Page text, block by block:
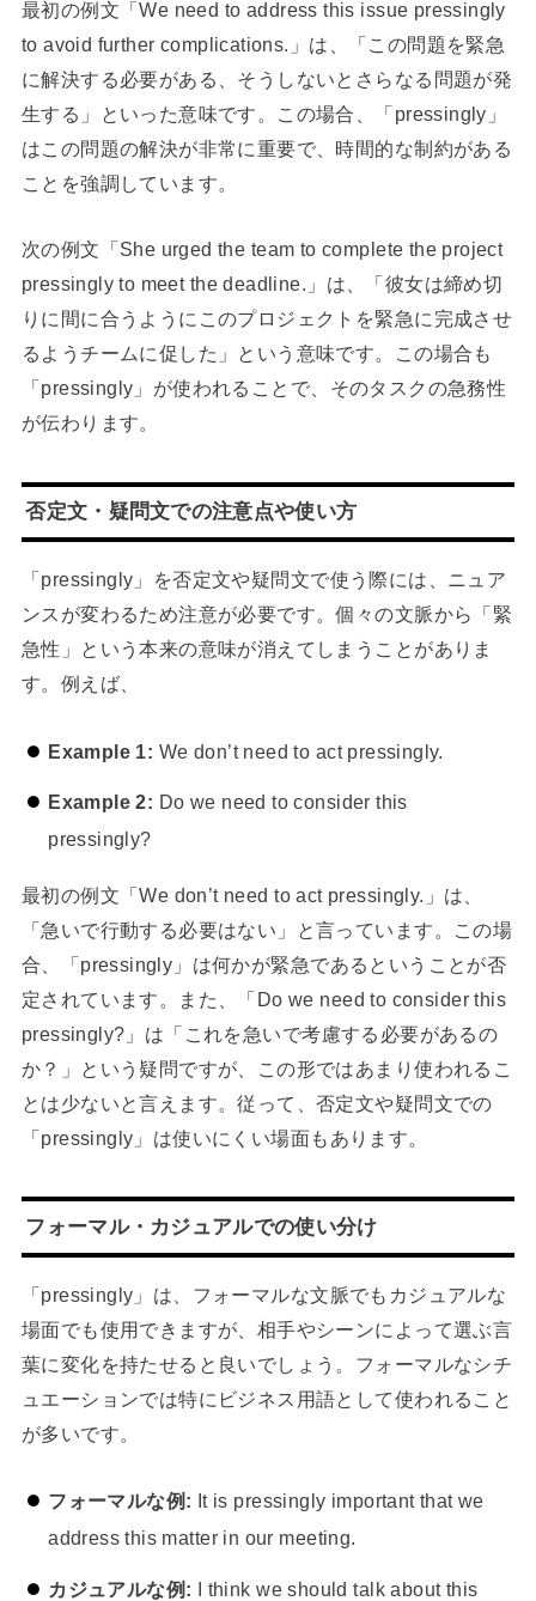
最初の例文「We need to address this issue pressingly
to avoid further complications.」は、「この問題を緊急
に解決する必要がある、そうしないとさらなる問題が発
生する」といった意味です。この場合、「pressingly」
はこの問題の解決が非常に重要で、時間的な制約がある
ことを強調しています。
次の例文「She urged the team to complete the project
pressingly to meet the deadline.」は、「彼女は締め切
りに間に合うようにこのプロジェクトを緊急に完成させ
るようチームに促した」という意味です。この場合も
「pressingly」が使われることで、そのタスクの急務性
が伝わります。
否定文・疑問文での注意点や使い方
「pressingly」を否定文や疑問文で使う際には、ニュア
ンスが変わるため注意が必要です。個々の文脈から「緊
急性」という本来の意味が消えてしまうことがありま
す。例えば、
Example 1: We don’t need to act pressingly.
Example 2: Do we need to consider this
pressingly?
最初の例文「We don’t need to act pressingly.」は、
「急いで行動する必要はない」と言っています。この場
合、「pressingly」は何かが緊急であるということが否
定されています。また、「Do we need to consider this
pressingly?」は「これを急いで考慮する必要があるの
か？」という疑問ですが、この形ではあまり使われるこ
とは少ないと言えます。従って、否定文や疑問文での
「pressingly」は使いにくい場面もあります。
フォーマル・カジュアルでの使い分け
「pressingly」は、フォーマルな文脈でもカジュアルな
場面でも使用できますが、相手やシーンによって選ぶ言
葉に変化を持たせると良いでしょう。フォーマルなシチ
ュエーションでは特にビジネス用語として使われること
が多いです。
フォーマルな例: It is pressingly important that we
address this matter in our meeting.
カジュアルな例: I think we should talk about this